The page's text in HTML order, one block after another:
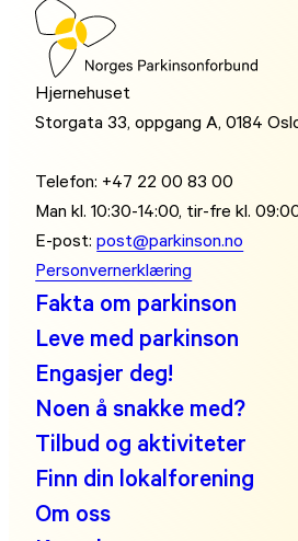
Hjernehuset
Storgata 33, oppgang A, 0184
Telefon: +47 22 00 83 00
Man kl. 10:30-14:00, tir-fre kl.
E-post:post@parkinson.no
Personvernerklæring
Fakta om parkinson
Leve med parkinson
Engasjer deg!
Noen å snakke med?
Tilbud og aktiviteter
Finn din lokalforening
Om oss